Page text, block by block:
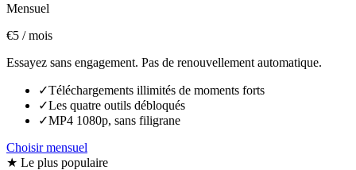
Mensuel
€5 / mois
Essayez sans engagement. Pas de renouvellement automatique.
✓Téléchargements illimités de moments forts
✓Les quatre outils débloqués
✓MP4 1080p, sans filigrane
Choisir mensuel
★ Le plus populaire